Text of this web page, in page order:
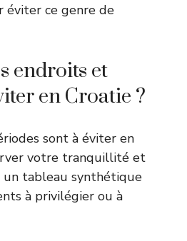
éviter ce genre de
endroits et
en Croatie ?
sont à éviter en
votre tranquillité et
tableau synthétique
à privilégier ou à